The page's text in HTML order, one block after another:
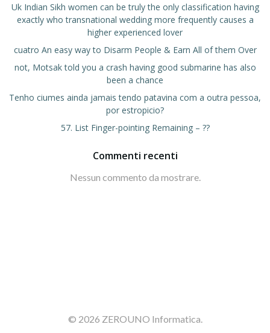
Uk Indian Sikh women can be truly the only classification having
exactly who transnational wedding more frequently causes a
higher experienced lover
cuatro An easy way to Disarm People & Earn All of them Over
not, Motsak told you a crash having good submarine has also
been a chance
Tenho ciumes ainda jamais tendo patavina com a outra pessoa,
por estropicio?
57. List Finger-pointing Remaining – ??
Commenti recenti
Nessun commento da mostrare.
© 2026 ZEROUNO Informatica.